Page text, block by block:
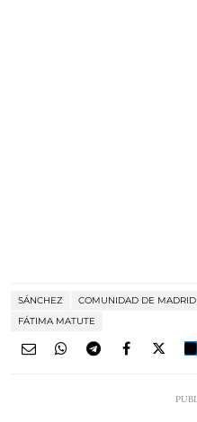
SÁNCHEZ COMUNIDAD DE MADRID
FÁTIMA MATUTE